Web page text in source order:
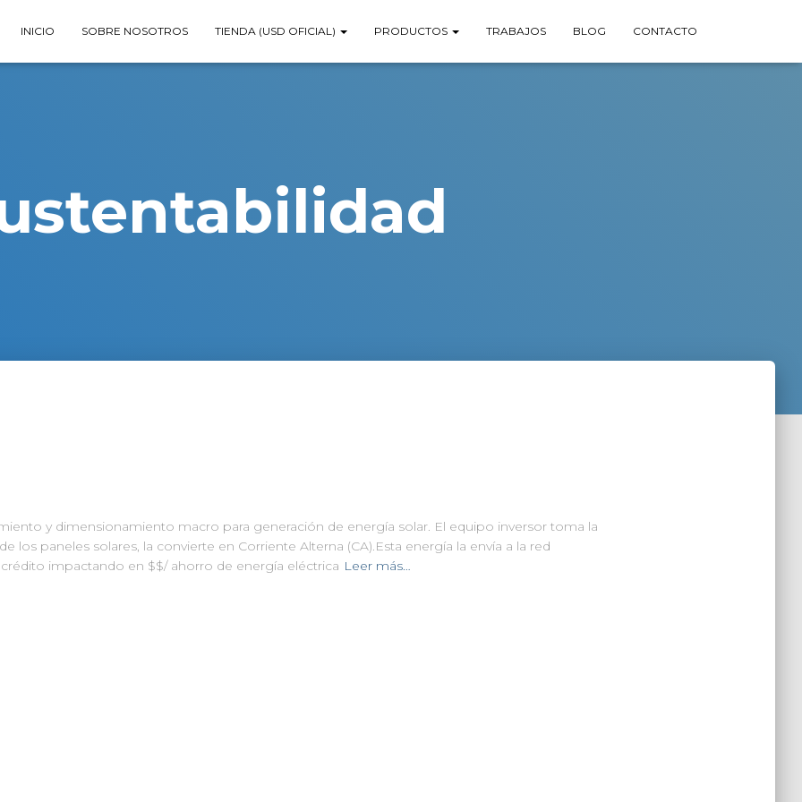
INICIO SOBRE NOSOTROS TIENDA (USD OFICIAL) PRODUCTOS TRABAJOS BLOG CONTACTO
y dimensionamiento macro para generación de energía solar. El equipo inversor toma la
los paneles solares, la convierte en Corriente Alterna (CA).Esta energía la envía a la red
impactando en $$/ ahorro de energía eléctrica Leer más…